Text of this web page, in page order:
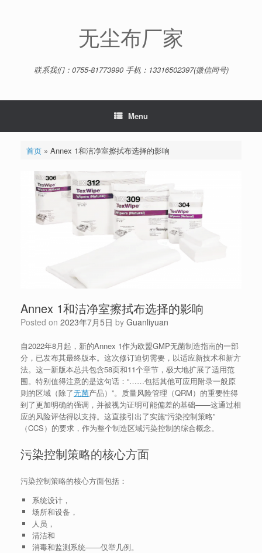
无尘布厂家
联系我们：0755-81773990 手机：13316502397(微信同号)
Menu
首页» Annex 1和洁净室擦拭布选择的影响
Annex 1和洁净室擦拭布选择的影响
Posted on 2023年7月5日 by Guanliyuan
自2022年8月起，新的Annex 1作为欧盟GMP无菌制造指南的一部
分，已发布其最终版本。这次修订迫切需要，以适应新技术和新方
法。这一新版本总共包含58页和11个章节，极大地扩展了适用范
围。特别值得注意的是这句话：“……包括其他可应用附录一般原
则的区域（除了无菌产品）”。质量风险管理（QRM）的重要性得
到了更加明确的强调，并被视为证明可能偏差的基础——这通过相
应的风险评估得以支持。这直接引出了实施“污染控制策略”
（CCS）的要求，作为整个制造区域污染控制的综合概念。
污染控制策略的核心方面
污染控制策略的核心方面包括：
系统设计，
场所和设备，
人员，
清洁和
消毒和监测系统——仅举几例。